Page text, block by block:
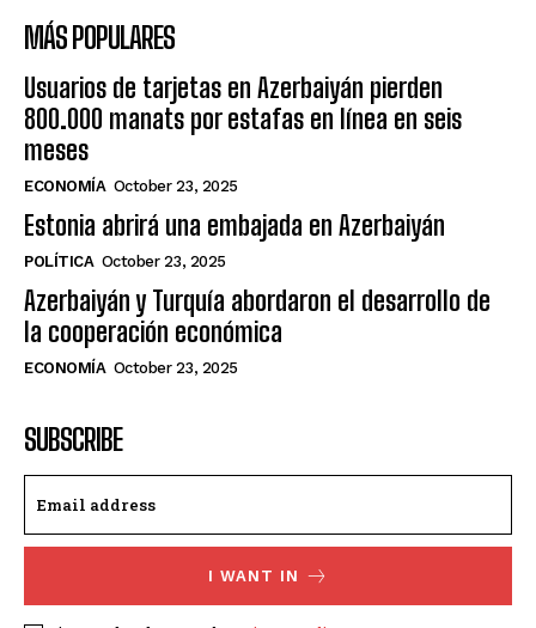
MÁS POPULARES
Usuarios de tarjetas en Azerbaiyán pierden
800.000 manats por estafas en línea en seis
meses
ECONOMÍA October 23, 2025
Estonia abrirá una embajada en Azerbaiyán
POLÍTICA October 23, 2025
Azerbaiyán y Turquía abordaron el desarrollo de
la cooperación económica
ECONOMÍA October 23, 2025
SUBSCRIBE
I WANT IN